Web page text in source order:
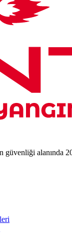
güvenliği alanında